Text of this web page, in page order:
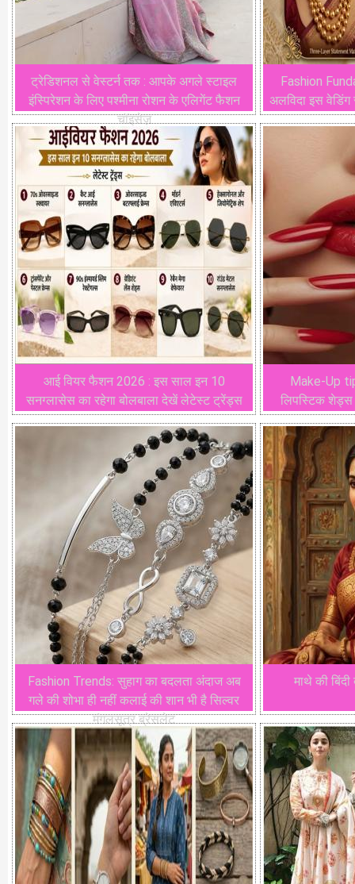
ट्रेडिशनल से वेस्टर्न तक : आपके अगले स्टाइल
इंस्पिरेशन के लिए पश्मीना रोशन के एलिगेंट फैशन
चॉइसेज़
Fashion
अलविदा इस वेडिंग
आई वियर फैशन 2026 : इस साल इन 10
सनग्लासेस का रहेगा बोलबाला देखें लेटेस्ट ट्रेंड्स
Make-Up
लिपस्टिक
Fashion Trends: सुहाग का बदलता अंदाज अब
गले की शोभा ही नहीं कलाई की शान भी है सिल्वर
मंगलसूत्र ब्रेसलेट
माथे की